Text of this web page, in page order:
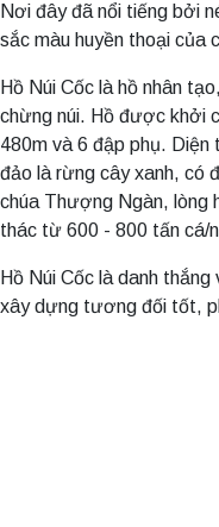
Nơi đây đã nổi tiếng bởi
sắc màu huyền thoại của
Hồ Núi Cốc là hồ nhân
chừng núi. Hồ được khởi
480m và 6 đập phụ. Diện
đảo là rừng cây xanh, có
chúa Thượng Ngàn, lòng
thác từ 600 - 800 tấn cá/
Hồ Núi Cốc là danh
xây dựng tương đối tốt,